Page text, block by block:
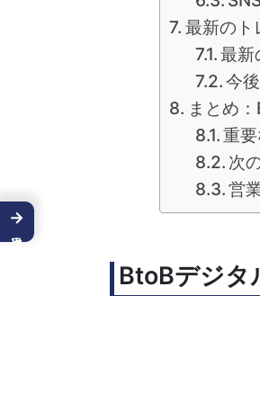
最新のト
最新
今
まとめ
重
次
営
BtoBデジタ
→